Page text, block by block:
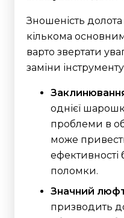
Зношеність
кількома
варто звертати
заміни
однієї
проблеми в
може
ефективності
поломки.
Значний
призводить